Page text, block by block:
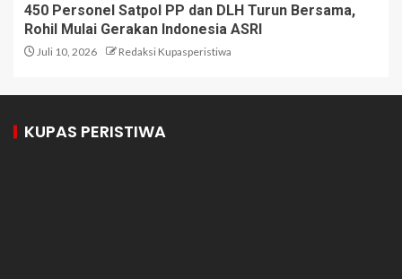
450 Personel Satpol PP dan DLH Turun Bersama,
Rohil Mulai Gerakan Indonesia ASRI
Juli 10, 2026 Redaksi Kupasperistiwa
KUPAS PERISTIWA